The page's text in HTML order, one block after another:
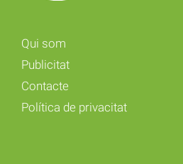
Qui som
Publicitat
Contacte
Política de privacitat